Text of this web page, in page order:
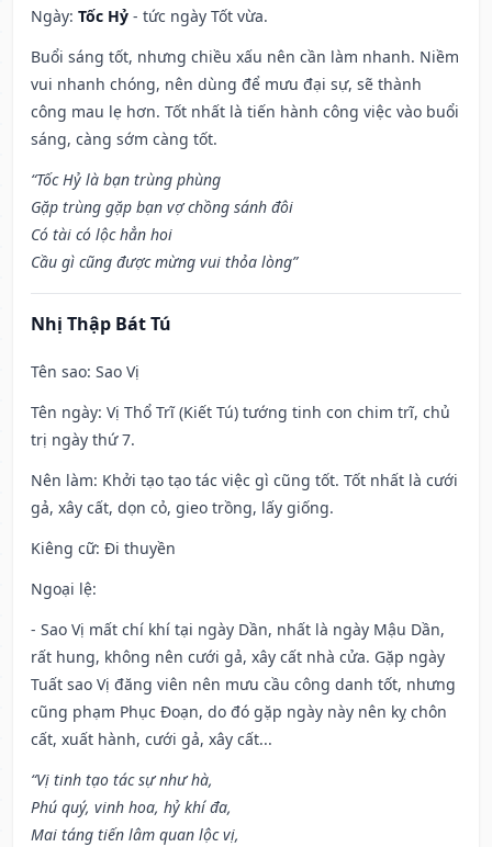
Ngày: Tốc Hỷ - tức ngày Tốt vừa.
Buổi sáng tốt, nhưng chiều xấu nên cần làm nhanh. Niềm
vui nhanh chóng, nên dùng để mưu đại sự, sẽ thành
công mau lẹ hơn. Tốt nhất là tiến hành công việc vào buổi
sáng, càng sớm càng tốt.
“Tốc Hỷ là bạn trùng phùng
Gặp trùng gặp bạn vợ chồng sánh đôi
Có tài có lộc hẳn hoi
Cầu gì cũng được mừng vui thỏa lòng”
Nhị Thập Bát Tú
Tên sao: Sao Vị
Tên ngày: Vị Thổ Trĩ (Kiết Tú) tướng tinh con chim trĩ, chủ
trị ngày thứ 7.
Nên làm: Khởi tạo tạo tác việc gì cũng tốt. Tốt nhất là cưới
gả, xây cất, dọn cỏ, gieo trồng, lấy giống.
Kiêng cữ: Đi thuyền
Ngoại lệ:
- Sao Vị mất chí khí tại ngày Dần, nhất là ngày Mậu Dần,
rất hung, không nên cưới gả, xây cất nhà cửa. Gặp ngày
Tuất sao Vị đăng viên nên mưu cầu công danh tốt, nhưng
cũng phạm Phục Đoạn, do đó gặp ngày này nên kỵ chôn
cất, xuất hành, cưới gả, xây cất...
“Vị tinh tạo tác sự như hà,
Phú quý, vinh hoa, hỷ khí đa,
Mai táng tiến lâm quan lộc vị,